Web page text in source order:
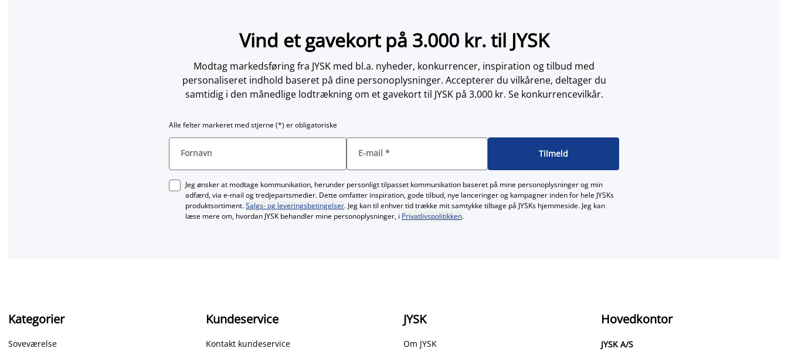
Vind et gavekort på 3.000 kr. til JYSK
Modtag markedsføring fra JYSK med bl.a. nyheder, konkurrencer, inspiration og tilbud med
personaliseret indhold baseret på dine personoplysninger. Accepterer du vilkårene, deltager du
samtidig i den månedlige lodtrækning om et gavekort til JYSK på 3.000 kr. Se konkurrencevilkår.
Alle felter markeret med stjerne (*) er obligatoriske
Fornavn E-mail * Tilmeld
Jeg ønsker at modtage kommunikation, herunder personligt tilpasset kommunikation baseret på mine personoplysninger og min
adfærd, via e‑mail og tredjepartsmedier. Dette omfatter inspiration, gode tilbud, nye lanceringer og kampagner inden for hele JYSKs
produktsortiment.Salgs- og leveringsbetingelser. Jeg kan til enhver tid trække mit samtykke tilbage på JYSKs hjemmeside. Jeg kan
læse mere om, hvordan JYSK behandler mine personoplysninger, i Privatlivspolitikken.
Kategorier
Soveværelse
Kundeservice
Kontakt kundeservice
JYSK
Om JYSK
Hovedkontor
JYSK A/S